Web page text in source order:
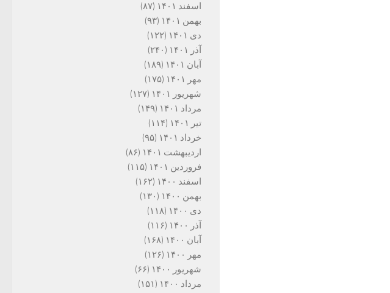
اسفند ۱۴۰۱
(۸۷)
بهمن ۱۴۰۱
(۹۳)
دی ۱۴۰۱
(۱۲۲)
آذر ۱۴۰۱
(۲۴۰)
آبان ۱۴۰۱
(۱۸۹)
مهر ۱۴۰۱
(۱۷۵)
شهریور ۱۴۰۱
(۱۲۷)
مرداد ۱۴۰۱
(۱۴۹)
تیر ۱۴۰۱
(۱۱۴)
خرداد ۱۴۰۱
(۹۵)
اردیبهشت ۱۴۰۱
(۸۶)
فروردین ۱۴۰۱
(۱۱۵)
اسفند ۱۴۰۰
(۱۶۲)
بهمن ۱۴۰۰
(۱۳۰)
دی ۱۴۰۰
(۱۱۸)
آذر ۱۴۰۰
(۱۱۶)
آبان ۱۴۰۰
(۱۶۸)
مهر ۱۴۰۰
(۱۲۶)
شهریور ۱۴۰۰
(۶۶)
مرداد ۱۴۰۰
(۱۵۱)